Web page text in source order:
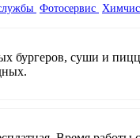
Фотосервис
бургеров, суши и